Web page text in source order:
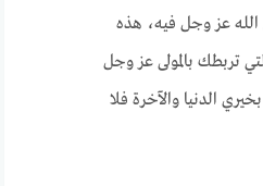
عز وجل فيه، هذه
تربطك بالمولى عز وجل
الدنيا والآخرة فلا